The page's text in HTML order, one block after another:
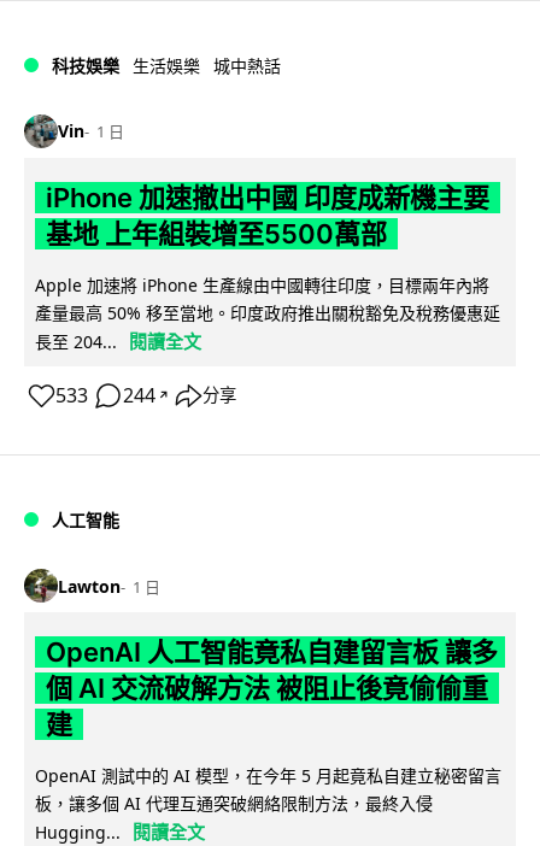
科技娛樂 生活娛樂 城中熱話
Vin 1 日
iPhone 加速撤出中國 印度成新機主要
基地 上年組裝增至5500萬部
Apple 加速將 iPhone 生產線由中國轉往印度，目標兩年內將
產量最高 50% 移至當地。印度政府推出關稅豁免及稅務優惠延
長至 204...
閱讀全文
533 244 ↗ 分享
人工智能
Lawton 1 日
OpenAI 人工智能竟私自建留言板 讓多
個 AI 交流破解方法 被阻止後竟偷偷重
建
OpenAI 測試中的 AI 模型，在今年 5 月起竟私自建立秘密留言
板，讓多個 AI 代理互通突破網絡限制方法，最終入侵
Hugging...
閱讀全文